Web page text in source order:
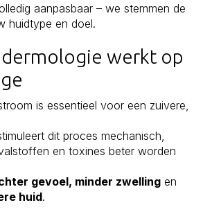
aanpasbaar – we stemmen de
huidtype en doel.
werkt op
is essentieel voor een zuivere,
dit proces mechanisch,
en toxines beter worden
gevoel, minder zwelling en
huid.